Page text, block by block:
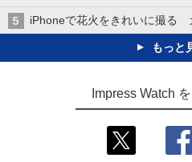
iPhoneで花火をきれいに撮る
もっと
Impress Watch